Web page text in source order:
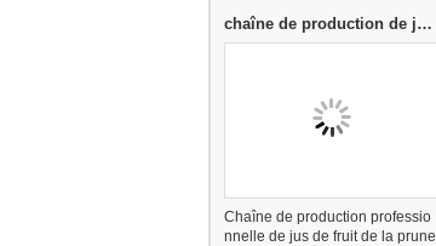
chaîne de production de jus de fruit
Chaîne de production professio
nnelle de jus de fruit de la prune